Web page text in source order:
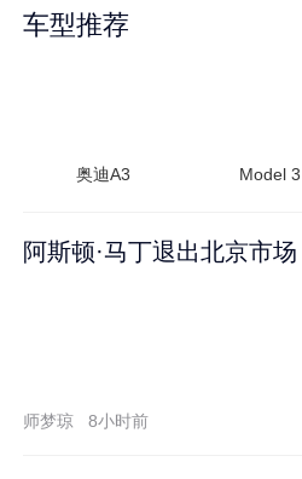
车型推荐
奥迪A3 Model 3
阿斯顿·马丁退出北京市
师梦琼 8小时前